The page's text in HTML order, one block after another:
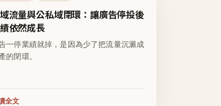
流量與公私域閉環：讓廣告停投後
依然成長
一停業績就掉，是因為少了把流量沉澱成
的閉環。
全文